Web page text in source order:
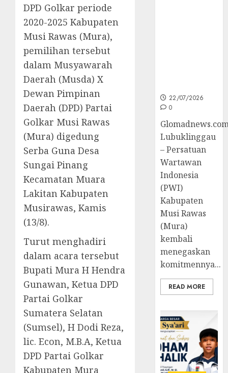
DPD Golkar periode
2020-2025 Kabupaten
Musi Rawas (Mura),
pemilihan tersebut
dalam Musyawarah
Daerah (Musda) X
Dewan Pimpinan
Daerah (DPD) Partai
Golkar Musi Rawas
(Mura) digedung
Serba Guna Desa
Sungai Pinang
Kecamatan Muara
Lakitan Kabupaten
Musirawas, Kamis
(13/8).
Turut menghadiri
dalam acara tersebut
Bupati Mura H Hendra
Gunawan, Ketua DPD
Partai Golkar
Sumatera Selatan
(Sumsel), H Dodi Reza,
lic. Econ, M.B.A, Ketua
DPD Partai Golkar
Kabupaten Mura
22/07/2026
0
Lubuklinggau
– Persatuan
Wartawan
Indonesia
(PWI)
Kabupaten
Musi Rawas
(Mura)
kembali
menegaskan
komitmennya...
READ MORE